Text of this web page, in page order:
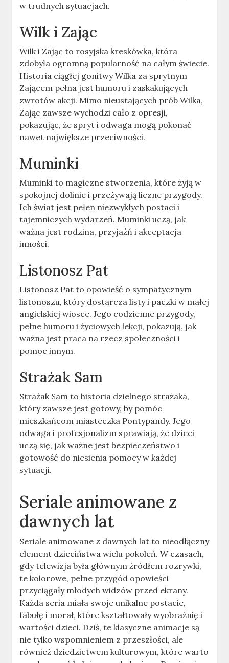
w trudnych sytuacjach.
Wilk i Zając
Wilk i Zając to rosyjska kreskówka, która
zdobyła ogromną popularność na całym świecie.
Historia ciągłej gonitwy Wilka za sprytnym
Zającem pełna jest humoru i zaskakujących
zwrotów akcji. Mimo nieustających prób Wilka,
Zając zawsze wychodzi cało z opresji,
pokazując, że spryt i odwaga mogą pokonać
nawet największe przeciwności.
Muminki
Muminki to magiczne stworzenia, które żyją w
spokojnej dolinie i przeżywają liczne przygody.
Ich świat jest pełen niezwykłych postaci i
tajemniczych wydarzeń. Muminki uczą, jak
ważna jest rodzina, przyjaźń i akceptacja
inności.
Listonosz Pat
Listonosz Pat to opowieść o sympatycznym
listonoszu, który dostarcza listy i paczki w małej
angielskiej wiosce. Jego codzienne przygody,
pełne humoru i życiowych lekcji, pokazują, jak
ważna jest praca na rzecz społeczności i
pomoc innym.
Strażak Sam
Strażak Sam to historia dzielnego strażaka,
który zawsze jest gotowy, by pomóc
mieszkańcom miasteczka Pontypandy. Jego
odwaga i profesjonalizm sprawiają, że dzieci
uczą się, jak ważne jest bezpieczeństwo i
gotowość do niesienia pomocy w każdej
sytuacji.
Seriale animowane z
dawnych lat
Seriale animowane z dawnych lat to nieodłączny
element dzieciństwa wielu pokoleń. W czasach,
gdy telewizja była głównym źródłem rozrywki,
te kolorowe, pełne przygód opowieści
przyciągały młodych widzów przed ekrany.
Każda seria miała swoje unikalne postacie,
fabułę i morał, które kształtowały wyobraźnię i
wartości dzieci. Dziś, te klasyczne animacje są
nie tylko wspomnieniem z przeszłości, ale
również dziedzictwem kulturowym, które warto